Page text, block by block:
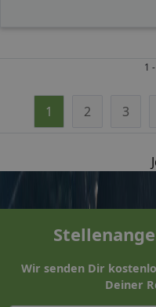
1
1 2 3
Wir senden Dir
Deiner